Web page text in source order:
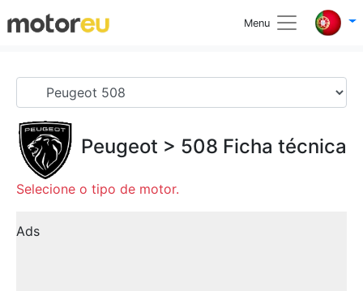
Menu
Peugeot > 508 Ficha técnica
Selecione o tipo de motor.
Ads